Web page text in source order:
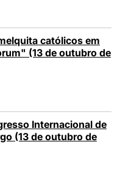
católicos em
(13 de outubro de
Internacional de
(13 de outubro de